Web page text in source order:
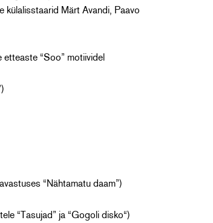
külalisstaarid Märt Avandi, Paavo
“Soo” motiividel
“Nähtamatu daam”)
“Tasujad” ja “Gogoli disko“)